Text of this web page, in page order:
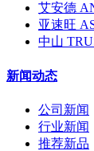
艾安德
亚速旺
中山
新闻动态
公司新闻
行业新闻
推荐新品